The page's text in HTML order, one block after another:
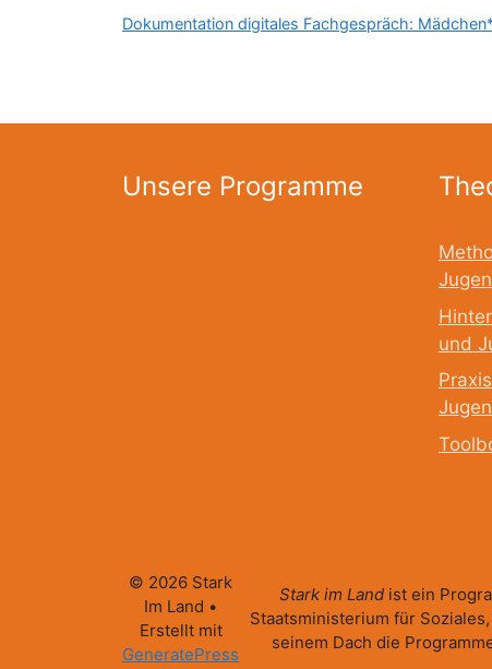
Dokumentation digitales Fachgespräch:
Unsere Programme
und
Stark im Land ist ein
Staatsministerium für
seinem Dach die
© 2026 Stark
Im Land •
Erstellt mit
GeneratePress